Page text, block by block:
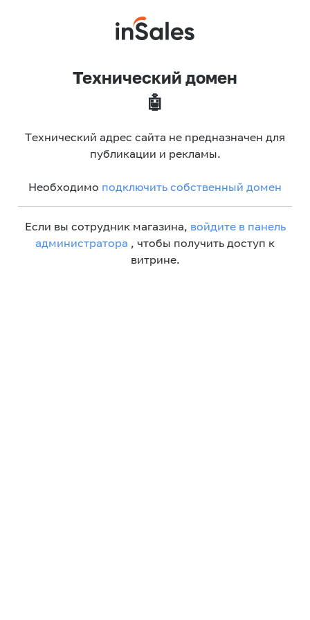
Технический домен
🤖
Технический адрес сайта не предназначен для
публикации и рекламы.
Необходимо подключить собственный домен
Если вы сотрудник магазина, войдите в панель
администратора , чтобы получить доступ к
витрине.